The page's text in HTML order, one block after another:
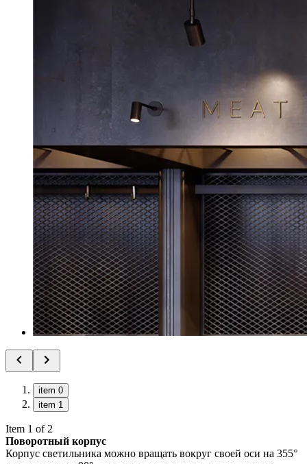
item 0
item 1
Item 1 of 2
Поворотный корпус
Корпус светильника можно вращать вокруг своей оси на 355°